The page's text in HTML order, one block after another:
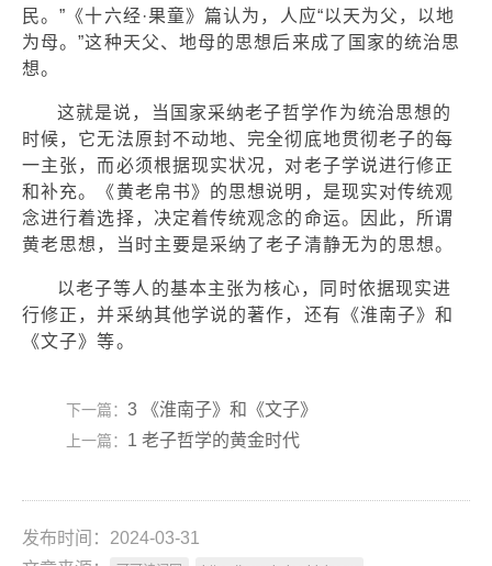
民。”《十六经·果童》篇认为，人应“以天为父，以地
为母。”这种天父、地母的思想后来成了国家的统治思
想。
这就是说，当国家采纳老子哲学作为统治思想的
时候，它无法原封不动地、完全彻底地贯彻老子的每
一主张，而必须根据现实状况，对老子学说进行修正
和补充。《黄老帛书》的思想说明，是现实对传统观
念进行着选择，决定着传统观念的命运。因此，所谓
黄老思想，当时主要是采纳了老子清静无为的思想。
以老子等人的基本主张为核心，同时依据现实进
行修正，并采纳其他学说的著作，还有《淮南子》和
《文子》等。
下一篇： 3 《淮南子》和《文子》
上一篇： 1 老子哲学的黄金时代
发布时间：2024-03-31